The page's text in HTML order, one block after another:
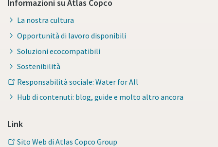
Informazioni su Atlas Copco
La nostra cultura
Opportunità di lavoro disponibili
Soluzioni ecocompatibili
Sostenibilità
Responsabilità sociale: Water for All
Hub di contenuti: blog, guide e molto altro ancora
Link
Sito Web di Atlas Copco Group